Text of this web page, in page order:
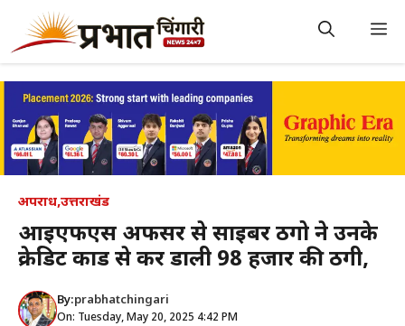
content
अपराध,उत्तराखंड
आईएफएस अफसर से साइबर ठगो ने उनके
क्रेडिट कार्ड से कर डाली 98 हजार की ठगी,
By:prabhatchingari
On: Tuesday, May 20, 2025 4:42 PM